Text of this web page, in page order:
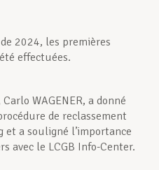
2024, les premières
effectuées.
WAGENER, a donné
de reclassement
a souligné l’importance
avec le LCGB Info-Center.